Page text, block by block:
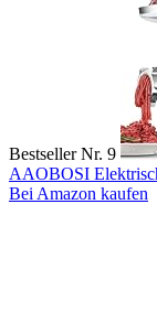
Bestseller Nr. 9
AAOBOSI
Bei Amazon kaufen